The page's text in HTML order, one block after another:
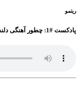
ریتمو
پادکست #1: چطور آهنگی دلنشین بنوازیم؟